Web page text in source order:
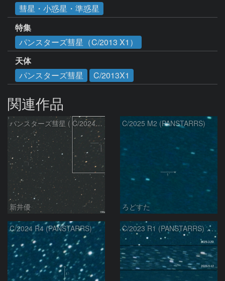
彗星・小惑星・準惑星
特集
パンスターズ彗星（C/2013 X1）
天体
パンスターズ彗星
C/2013X1
関連作品
パンスターズ彗星 ( C/2024R4 )：2026/07/27
新井優
C/2025 M2 (PANSTARRS)
ろどすた
C/2024 R4 (PANSTARRS) C/2023 R1 (PANSTARRS) の変化